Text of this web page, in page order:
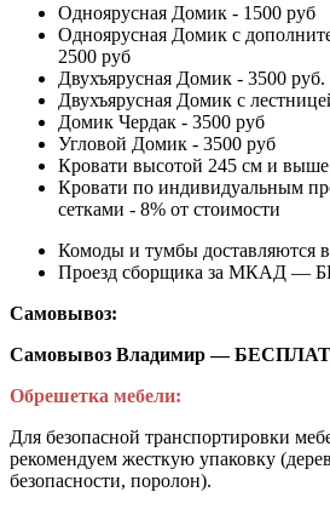
Одноярусная Домик - 1500 руб
Одноярусная Домик с
2500 руб
Двухъярусная Домик - 3500 руб.
Двухъярусная Домик с
Домик Чердак - 3500 руб
Угловой Домик - 3500 руб
Кровати высотой 245 см и
Кровати по индивидуальным
сетками - 8% от стоимости
Комоды и тумбы доставляются
Проезд сборщика за МКАД —
Самовывоз:
Самовывоз Владимир —
Обрешетка мебели:
Для безопасной транспортировки
рекомендуем жесткую упаковку
безопасности, поролон).